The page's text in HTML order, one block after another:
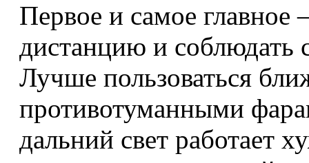
Первое и самое главное
дистанцию и соблюдать
Лучше пользоваться
противотуманными
дальний свет работает